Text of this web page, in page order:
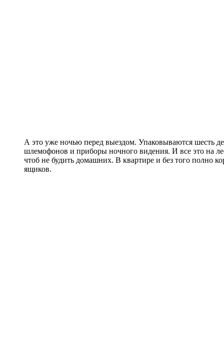
А это уже ночью перед выездом. Упаковываются шесть
шлемофонов и приборы ночного видения. И все это на
чтоб не будить домашних. В квартире и без того полно
ящиков.